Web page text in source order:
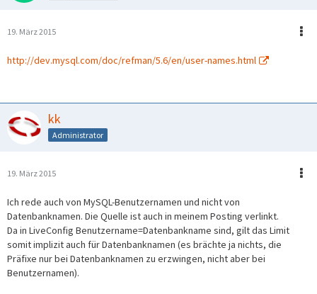
19. März 2015
http://dev.mysql.com/doc/refman/5.6/en/user-names.html
kk
Administrator
19. März 2015
Ich rede auch von MySQL-Benutzernamen und nicht von
Datenbanknamen. Die Quelle ist auch in meinem Posting verlinkt.
Da in LiveConfig Benutzername=Datenbankname sind, gilt das Limit
somit implizit auch für Datenbanknamen (es brächte ja nichts, die
Präfixe nur bei Datenbanknamen zu erzwingen, nicht aber bei
Benutzernamen).